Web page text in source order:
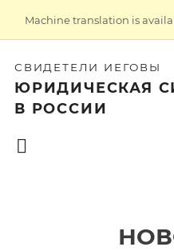
Machine translation is
СВИДЕТЕЛИ ИЕГОВЫ
ЮРИДИЧЕСКАЯ
В РОССИИ